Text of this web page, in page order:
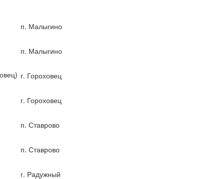
п. Малыгино
п. Малыгино
г. Гороховец
г. Гороховец
п. Ставрово
п. Ставрово
г. Радужный